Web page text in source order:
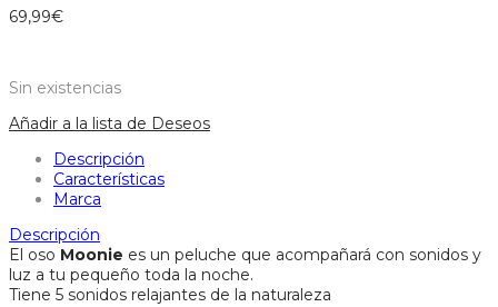
69,99€
Sin existencias
Añadir a la lista de Deseos
Descripción
Características
Marca
Descripción
El oso Moonie es un peluche que acompañará con sonidos y
luz a tu pequeño toda la noche.
Tiene 5 sonidos relajantes de la naturaleza